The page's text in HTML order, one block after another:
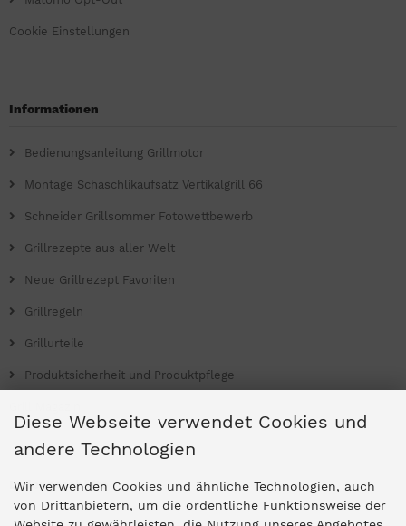
Cookie Einstellungen
Informationen
Bedienungsanleitung Grillmotor
Montage Schaschlikaufsatz Vertikalgrill 66
Schneider Grillsommer Fotowettbewerb
Grillrezepte aus aller Welt
Neue Grillrezept Favoriten
Grillregeln
Grillurteile
Produktsicherheit und Produktpflege
Ladengeschäfte
Diese Webseite verwendet Cookies und
andere Technologien
Wir verwenden Cookies und ähnliche Technologien, auch
von Drittanbietern, um die ordentliche Funktionsweise der